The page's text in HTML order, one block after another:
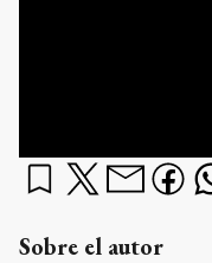
Sobre el autor